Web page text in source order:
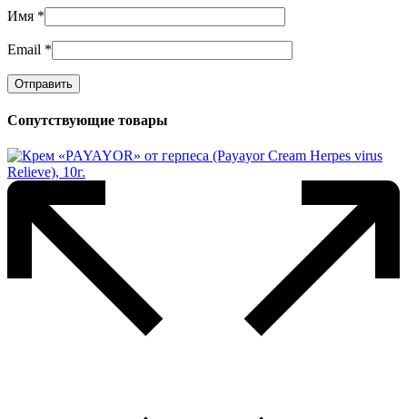
Имя *
Email *
Сопутствующие товары